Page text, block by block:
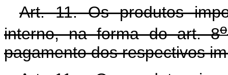
Art. 11. Os produtos
interno, na forma do art. 8o
pagamento dos respectivos